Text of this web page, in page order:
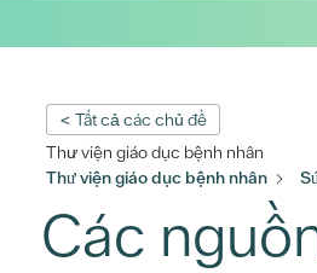
< Tất cả các chủ đề
Thư viện giáo dục bệnh nhân
Thư viện giáo dục bệnh nhân
Các